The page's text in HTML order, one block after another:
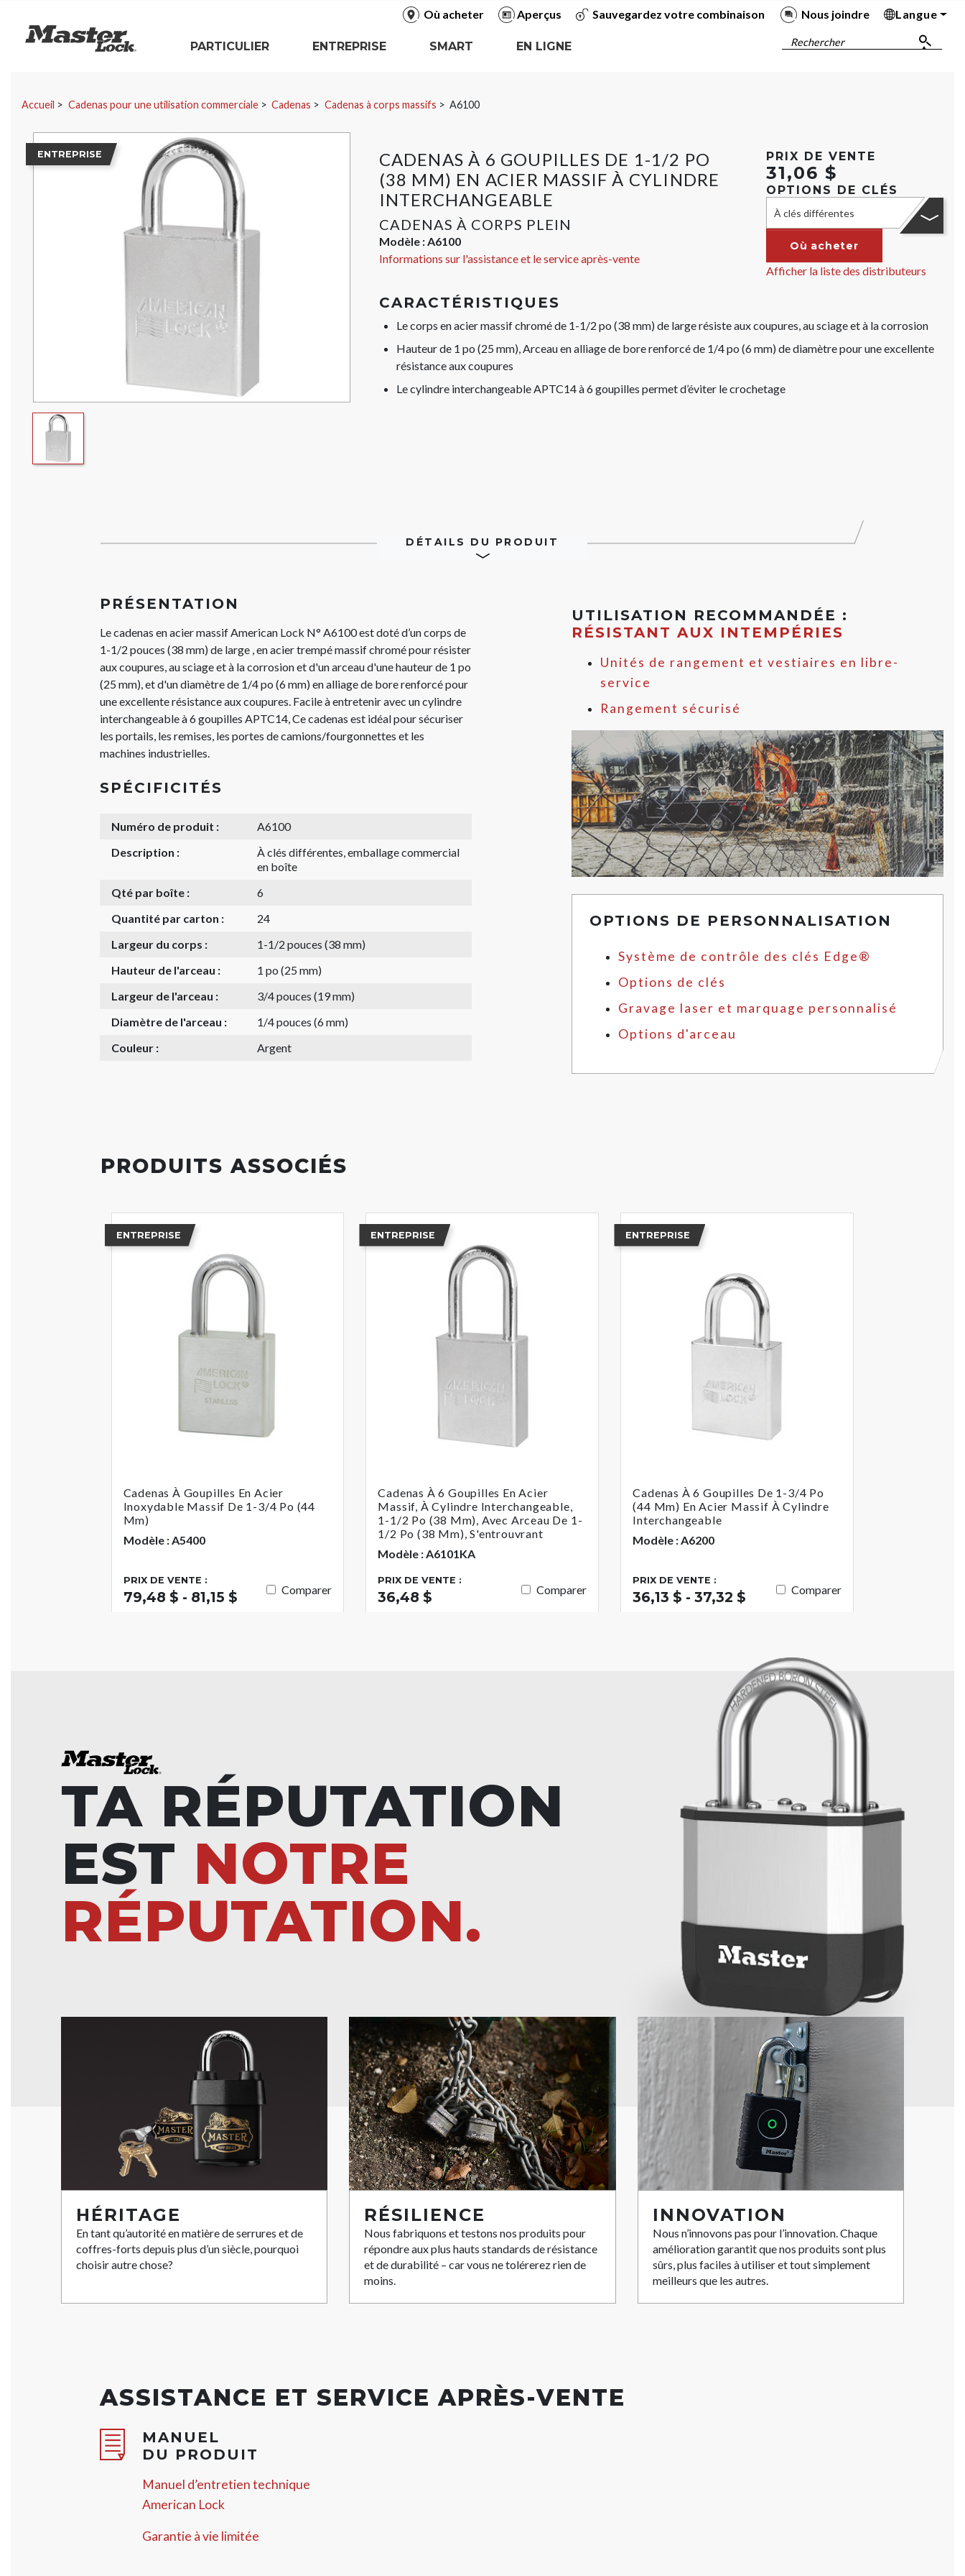
Où acheter Aperçus Sauvegardez votre combinaison Nous joindre
Langue
Master Lock
Rechercher
PARTICULIER
ENTREPRISE
SMART
EN LIGNE
Accueil Cadenas pour une utilisation commerciale Cadenas Cadenas à corps massifs A6100
CADENAS À 6 GOUPILLES DE 1-1/2 PO
(38 MM) EN ACIER MASSIF À CYLINDRE
INTERCHANGEABLE
CADENAS À CORPS PLEIN
Modèle :A6100
Informations sur l'assistance et le service après-vente
ENTREPRISE PRIX DE VENTE
31,06 $
OPTIONS DE CLÉS
À clés différentes
Où acheter
Afficher la liste des distributeurs
CARACTÉRISTIQUES
Le corps en acier massif chromé de 1-1/2 po (38 mm) de large résiste aux coupures, au sciage et à la corrosion
Hauteur de 1 po (25 mm), Arceau en alliage de bore renforcé de 1/4 po (6 mm) de diamètre pour une excellente
résistance aux coupures
Le cylindre interchangeable APTC14 à 6 goupilles permet d’éviter le crochetage
DÉTAILS DU PRODUIT
PRÉSENTATION
Le cadenas en acier massif American Lock N° A6100 est doté d’un corps de
1-1/2 pouces (38 mm) de large , en acier trempé massif chromé pour résister
aux coupures, au sciage et à la corrosion et d'un arceau d'une hauteur de 1 po
(25 mm), et d'un diamètre de 1/4 po (6 mm) en alliage de bore renforcé pour
une excellente résistance aux coupures. Facile à entretenir avec un cylindre
interchangeable à 6 goupilles APTC14, Ce cadenas est idéal pour sécuriser
les portails, les remises, les portes de camions/fourgonnettes et les
machines industrielles.
SPÉCIFICITÉS
Numéro de produit :
A6100
Description :
À clés différentes, emballage commercial
en boîte
Qté par boîte :
6
Quantité par carton :
24
Largeur du corps :
1-1/2 pouces (38 mm)
Hauteur de l'arceau :
1 po (25 mm)
Largeur de l'arceau :
3/4 pouces (19 mm)
Diamètre de l'arceau :
1/4 pouces (6 mm)
Couleur :
Argent
UTILISATION RECOMMANDÉE :
RÉSISTANT AUX INTEMPÉRIES
Unités de rangement et vestiaires en libre-
service
Rangement sécurisé
OPTIONS DE PERSONNALISATION
Système de contrôle des clés Edge®
Options de clés
Gravage laser et marquage personnalisé
Options d'arceau
PRODUITS ASSOCIÉS
ENTREPRISE
Cadenas À Goupilles En Acier
Inoxydable Massif De 1-3/4 Po (44
Mm)
Modèle : A5400
PRIX DE VENTE :
79,48 $ - 81,15 $ Comparer
ENTREPRISE
Cadenas À 6 Goupilles En Acier
Massif, À Cylindre Interchangeable,
1-1/2 Po (38 Mm), Avec Arceau De 1-
1/2 Po (38 Mm), S'entrouvrant
Modèle : A6101KA
PRIX DE VENTE :
36,48 $ Comparer
ENTREPRISE
Cadenas À 6 Goupilles De 1-3/4 Po
(44 Mm) En Acier Massif À Cylindre
Interchangeable
Modèle : A6200
PRIX DE VENTE :
36,13 $ - 37,32 $ Comparer
TA RÉPUTATION
EST NOTRE
RÉPUTATION.
HÉRITAGE
En tant qu’autorité en matière de serrures et de
coffres-forts depuis plus d’un siècle, pourquoi
choisir autre chose?
RÉSILIENCE
Nous fabriquons et testons nos produits pour
répondre aux plus hauts standards de résistance
et de durabilité – car vous ne tolérerez rien de
moins.
INNOVATION
Nous n’innovons pas pour l’innovation. Chaque
amélioration garantit que nos produits sont plus
sûrs, plus faciles à utiliser et tout simplement
meilleurs que les autres.
ASSISTANCE ET SERVICE APRÈS-VENTE
MANUEL
DU PRODUIT
Manuel d’entretien technique
American Lock
Garantie à vie limitée